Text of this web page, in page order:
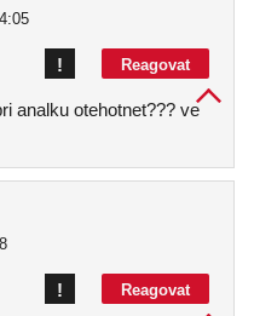
Reagovat
!
analku otehotnet??? ve
Reagovat
!